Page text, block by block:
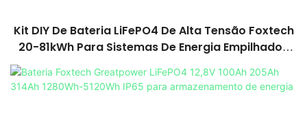
Kit DIY De Bateria LiFePO4 De Alta Tensão Foxtech
20-81kWh Para Sistemas De Energia Empilhados